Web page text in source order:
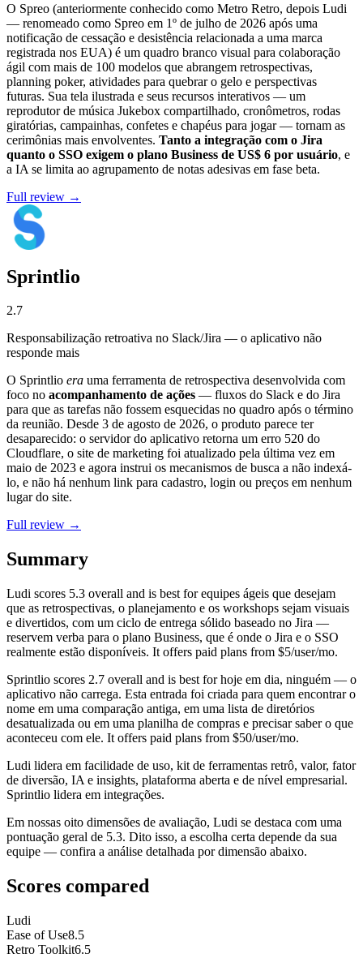
O Spreo (anteriormente conhecido como Metro Retro, depois Ludi
— renomeado como Spreo em 1º de julho de 2026 após uma
notificação de cessação e desistência relacionada a uma marca
registrada nos EUA) é um quadro branco visual para colaboração
ágil com mais de 100 modelos que abrangem retrospectivas,
planning poker, atividades para quebrar o gelo e perspectivas
futuras. Sua tela ilustrada e seus recursos interativos — um
reprodutor de música Jukebox compartilhado, cronômetros, rodas
giratórias, campainhas, confetes e chapéus para jogar — tornam as
cerimônias mais envolventes. Tanto a integração com o Jira
quanto o SSO exigem o plano Business de US$ 6 por usuário, e
a IA se limita ao agrupamento de notas adesivas em fase beta.
Full review →
Sprintlio
2.7
Responsabilização retroativa no Slack/Jira — o aplicativo não
responde mais
O Sprintlio era uma ferramenta de retrospectiva desenvolvida com
foco no acompanhamento de ações — fluxos do Slack e do Jira
para que as tarefas não fossem esquecidas no quadro após o término
da reunião. Desde 3 de agosto de 2026, o produto parece ter
desaparecido: o servidor do aplicativo retorna um erro 520 do
Cloudflare, o site de marketing foi atualizado pela última vez em
maio de 2023 e agora instrui os mecanismos de busca a não indexá-
lo, e não há nenhum link para cadastro, login ou preços em nenhum
lugar do site.
Full review →
Summary
Ludi scores 5.3 overall and is best for equipes ágeis que desejam
que as retrospectivas, o planejamento e os workshops sejam visuais
e divertidos, com um ciclo de entrega sólido baseado no Jira —
reservem verba para o plano Business, que é onde o Jira e o SSO
realmente estão disponíveis. It offers paid plans from $5/user/mo.
Sprintlio scores 2.7 overall and is best for hoje em dia, ninguém — o
aplicativo não carrega. Esta entrada foi criada para quem encontrar o
nome em uma comparação antiga, em uma lista de diretórios
desatualizada ou em uma planilha de compras e precisar saber o que
aconteceu com ele. It offers paid plans from $50/user/mo.
Ludi lidera em facilidade de uso, kit de ferramentas retrô, valor, fator
de diversão, IA e insights, plataforma aberta e de nível empresarial.
Sprintlio lidera em integrações.
Em nossas oito dimensões de avaliação, Ludi se destaca com uma
pontuação geral de 5.3. Dito isso, a escolha certa depende da sua
equipe — confira a análise detalhada por dimensão abaixo.
Scores compared
Ludi
Ease of Use8.5
Retro Toolkit6.5